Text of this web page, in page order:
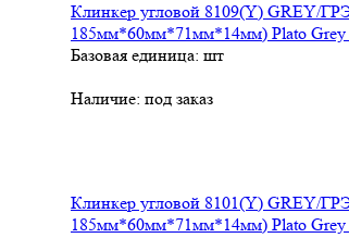
Клинкер угловой 8109(Y) GREY/
185мм*60мм*71мм*14мм) Plato
Базовая единица: шт
Наличие: под заказ
Клинкер угловой 8101(Y) GREY/
185мм*60мм*71мм*14мм) Plato